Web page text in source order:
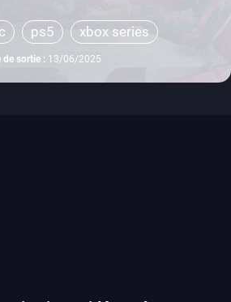
ps5 xbox series
de sortie : 13/06/2025